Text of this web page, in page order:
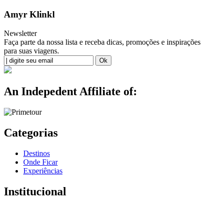
Amyr Klinkl
Newsletter
Faça parte da nossa lista e receba dicas, promoções e inspirações
para suas viagens.
An Indepedent Affiliate of:
Categorias
Destinos
Onde Ficar
Experiências
Institucional